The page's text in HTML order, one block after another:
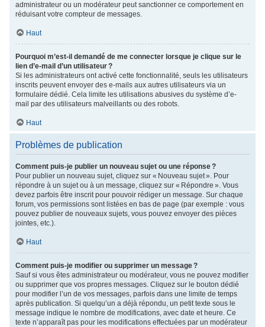
administrateur ou un modérateur peut sanctionner ce comportement en
réduisant votre compteur de messages.
Haut
Pourquoi m’est-il demandé de me connecter lorsque je clique sur le
lien d’e-mail d’un utilisateur ?
Si les administrateurs ont activé cette fonctionnalité, seuls les utilisateurs
inscrits peuvent envoyer des e-mails aux autres utilisateurs via un
formulaire dédié. Cela limite les utilisations abusives du système d’e-
mail par des utilisateurs malveillants ou des robots.
Haut
Problèmes de publication
Comment puis-je publier un nouveau sujet ou une réponse ?
Pour publier un nouveau sujet, cliquez sur « Nouveau sujet ». Pour
répondre à un sujet ou à un message, cliquez sur « Répondre ». Vous
devez parfois être inscrit pour pouvoir rédiger un message. Sur chaque
forum, vos permissions sont listées en bas de page (par exemple : vous
pouvez publier de nouveaux sujets, vous pouvez envoyer des pièces
jointes, etc.).
Haut
Comment puis-je modifier ou supprimer un message ?
Sauf si vous êtes administrateur ou modérateur, vous ne pouvez modifier
ou supprimer que vos propres messages. Cliquez sur le bouton dédié
pour modifier l’un de vos messages, parfois dans une limite de temps
après publication. Si quelqu’un a déjà répondu, un petit texte sous le
message indique le nombre de modifications, avec date et heure. Ce
texte n’apparaît pas pour les modifications effectuées par un modérateur